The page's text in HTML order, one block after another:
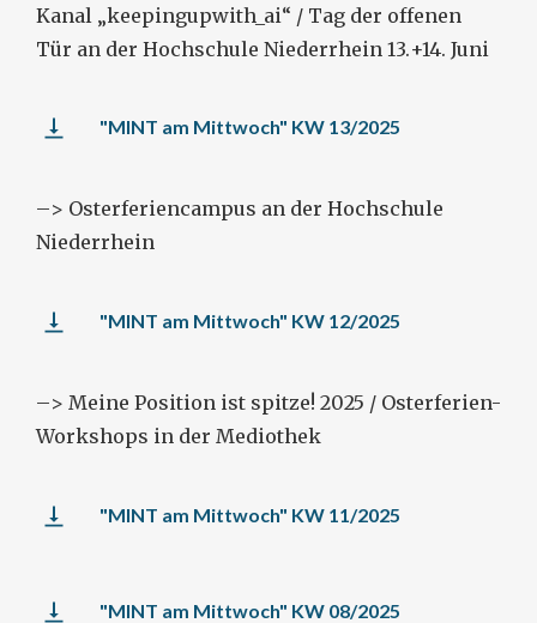
Kanal „keepingupwith_ai“ / Tag der offenen
Tür an der Hochschule Niederrhein 13.+14. Juni
"MINT am Mittwoch" KW 13/2025
–> Osterferiencampus an der Hochschule
Niederrhein
"MINT am Mittwoch" KW 12/2025
–> Meine Position ist spitze! 2025 / Osterferien-
Workshops in der Mediothek
"MINT am Mittwoch" KW 11/2025
"MINT am Mittwoch" KW 08/2025